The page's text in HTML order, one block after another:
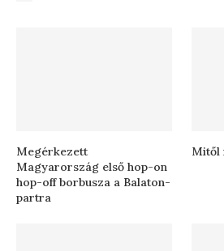
Megérkezett
Magyarország első hop-on
hop-off borbusza a Balaton-
partra
Mitől